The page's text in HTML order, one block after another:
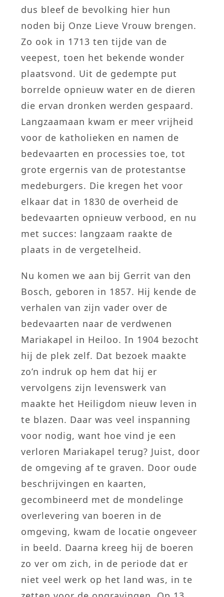
dus bleef de bevolking hier hun
noden bij Onze Lieve Vrouw brengen.
Zo ook in 1713 ten tijde van de
veepest, toen het bekende wonder
plaatsvond. Uit de gedempte put
borrelde opnieuw water en de dieren
die ervan dronken werden gespaard.
Langzaamaan kwam er meer vrijheid
voor de katholieken en namen de
bedevaarten en processies toe, tot
grote ergernis van de protestantse
medeburgers. Die kregen het voor
elkaar dat in 1830 de overheid de
bedevaarten opnieuw verbood, en nu
met succes: langzaam raakte de
plaats in de vergetelheid.
Nu komen we aan bij Gerrit van den
Bosch, geboren in 1857. Hij kende de
verhalen van zijn vader over de
bedevaarten naar de verdwenen
Mariakapel in Heiloo. In 1904 bezocht
hij de plek zelf. Dat bezoek maakte
zo’n indruk op hem dat hij er
vervolgens zijn levenswerk van
maakte het Heiligdom nieuw leven in
te blazen. Daar was veel inspanning
voor nodig, want hoe vind je een
verloren Mariakapel terug? Juist, door
de omgeving af te graven. Door oude
beschrijvingen en kaarten,
gecombineerd met de mondelinge
overlevering van boeren in de
omgeving, kwam de locatie ongeveer
in beeld. Daarna kreeg hij de boeren
zo ver om zich, in de periode dat er
niet veel werk op het land was, in te